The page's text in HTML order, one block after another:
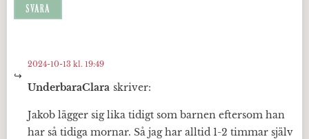
SVARA
UnderbaraClara skriver:
2024-10-13 kl. 19:49
Jakob lägger sig lika tidigt som barnen eftersom han
har så tidiga mornar. Så jag har alltid 1-2 timmar själv